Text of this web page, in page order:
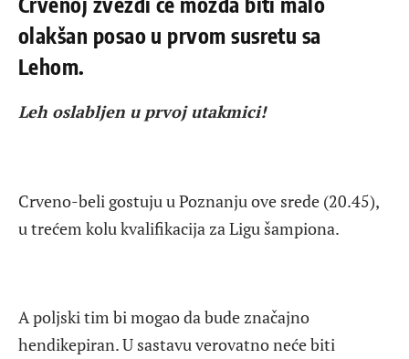
olakšan posao u prvom susretu sa
Lehom.
Leh oslabljen u prvoj utakmici!
Crveno-beli gostuju u Poznanju ove srede (20.45),
u trećem kolu kvalifikacija za Ligu šampiona.
A poljski tim bi mogao da bude značajno
hendikepiran. U sastavu verovatno neće biti